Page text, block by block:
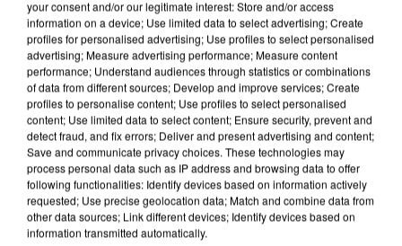
APRÈS TOUTES CES CANICULES, LES REFUGES
your consent and/or our legitimate interest: Store and/or access
information on a device; Use limited data to select advertising; Create
profiles for personalised advertising; Use profiles to select personalised
advertising; Measure advertising performance; Measure content
performance; Understand audiences through statistics or combinations
of data from different sources; Develop and improve services; Create
profiles to personalise content; Use profiles to select personalised
content; Use limited data to select content; Ensure security, prevent and
detect fraud, and fix errors; Deliver and present advertising and content;
Save and communicate privacy choices. These technologies may
process personal data such as IP address and browsing data to offer
following functionalities: Identify devices based on information actively
requested; Use precise geolocation data; Match and combine data from
other data sources; Link different devices; Identify devices based on
information transmitted automatically.